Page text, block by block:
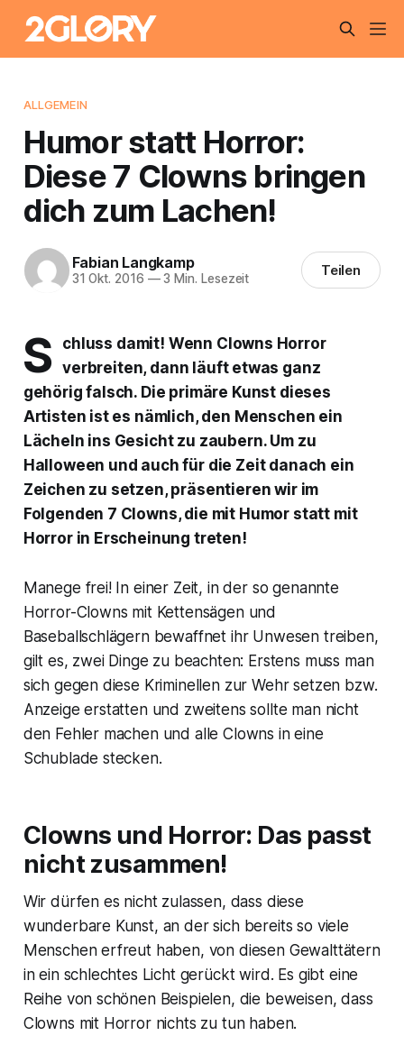
ALLGEMEIN
Humor statt Horror:
Diese 7 Clowns bringen
dich zum Lachen!
Fabian Langkamp
31 Okt. 2016 —3 Min. Lesezeit Teilen
S
chluss damit! Wenn Clowns Horror
verbreiten, dann läuft etwas ganz
gehörig falsch. Die primäre Kunst dieses
Artisten ist es nämlich, den Menschen ein
Lächeln ins Gesicht zu zaubern. Um zu
Halloween und auch für die Zeit danach ein
Zeichen zu setzen, präsentieren wir im
Folgenden 7 Clowns, die mit Humor statt mit
Horror in Erscheinung treten!
Manege frei! In einer Zeit, in der so genannte
Horror-Clowns mit Kettensägen und
Baseballschlägern bewaffnet ihr Unwesen treiben,
gilt es, zwei Dinge zu beachten: Erstens muss man
sich gegen diese Kriminellen zur Wehr setzen bzw.
Anzeige erstatten und zweitens sollte man nicht
den Fehler machen und alle Clowns in eine
Schublade stecken.
Clowns und Horror: Das passt
nicht zusammen!
Wir dürfen es nicht zulassen, dass diese
wunderbare Kunst, an der sich bereits so viele
Menschen erfreut haben, von diesen Gewalttätern
in ein schlechtes Licht gerückt wird. Es gibt eine
Reihe von schönen Beispielen, die beweisen, dass
Clowns mit Horror nichts zu tun haben.